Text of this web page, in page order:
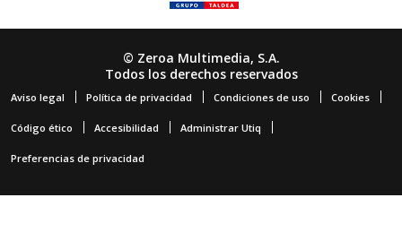
© Zeroa Multimedia, S.A.
Todos los derechos reservados
Aviso legal Política de privacidad Condiciones de uso Cookies
Código ético Accesibilidad Administrar Utiq
Preferencias de privacidad